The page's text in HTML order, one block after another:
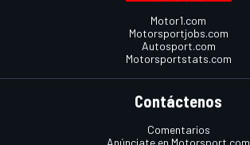
Motor1.com
Motorsportjobs.com
Autosport.com
Motorsportstats.com
Contáctenos
Comentarios
Anúnciate en Motorsport.com